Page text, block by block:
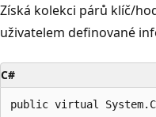
Získá kolekci párů klíč/
uživatelem definované
C#
public virtual